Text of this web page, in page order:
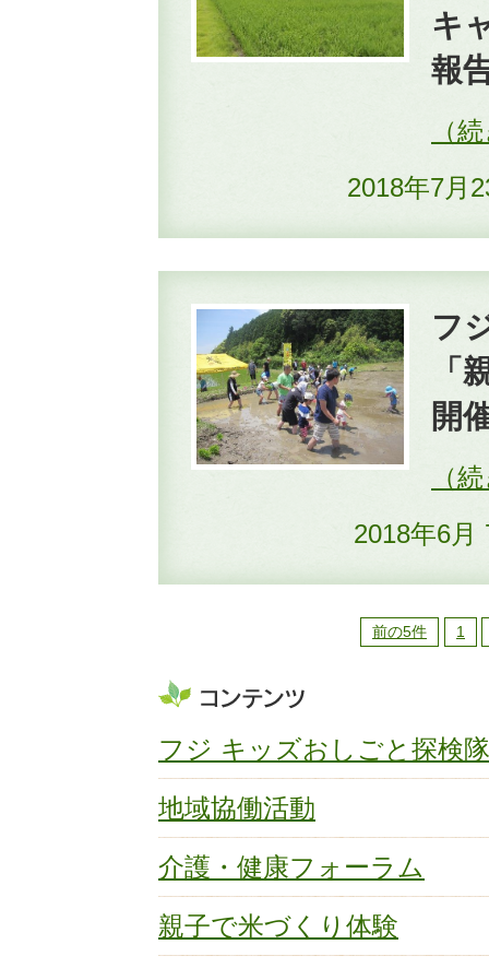
キ
報
2018年7月
フ
「
開
2018年6月
前の5件 1
フジ キッズおしごと探検隊
地域協働活動
介護・健康フォーラム
親子で米づくり体験